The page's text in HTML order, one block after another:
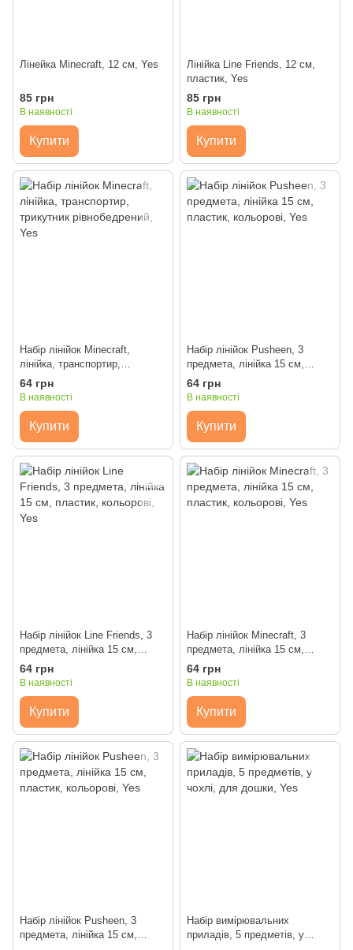
Лінейка Minecraft, 12 см, Yes
85 грн
В наявності
Купити
Лінійка Line Friends, 12 см,
пластик, Yes
85 грн
В наявності
Купити
Набір лінійок Minecraft,
лінійка, транспортир,
трикутник рівнобедрений, Yes
64 грн
В наявності
Купити
Набір лінійок Pusheen, 3
предмета, лінійка 15 см,
пластик, кольорові, Yes
64 грн
В наявності
Купити
Набір лінійок Line Friends, 3
предмета, лінійка 15 см,
пластик, кольорові, Yes
64 грн
В наявності
Купити
Набір лінійок Minecraft, 3
предмета, лінійка 15 см,
пластик, кольорові, Yes
64 грн
В наявності
Купити
Набір лінійок Pusheen, 3
предмета, лінійка 15 см,
Набір вимірювальних
приладів, 5 предметів, у